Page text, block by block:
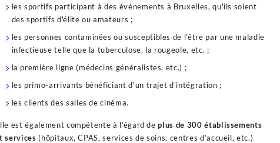
les sportifs participant à des événements à Bruxelles, qu'ils soient
des sportifs d'élite ou amateurs ;
les personnes contaminées ou susceptibles de l’être par une maladie
infectieuse telle que la tuberculose, la rougeole, etc. ;
la première ligne (médecins généralistes, etc.) ;
les primo-arrivants bénéficiant d'un trajet d'intégration ;
les clients des salles de cinéma.
est également compétente à l’égard de plus de 300 établissements
services (hôpitaux, CPAS, services de soins, centres d’accueil, etc.)